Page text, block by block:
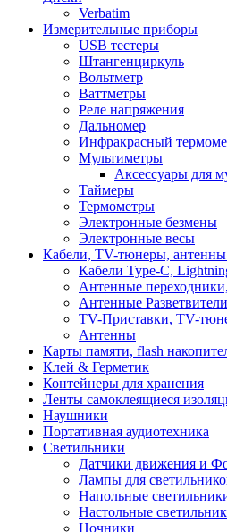
Verbatim
Измерительные приборы
USB тестеры
Штангенциркуль
Вольтметр
Ваттметры
Реле напряжения
Дальномер
Инфракрасный
Мультиметры
Аксессуары для
Таймеры
Термометры
Электронные безмены
Электронные весы
Кабели, TV-тюнеры,
Кабели Type-C,
Антенные
Антенные Разветвители
TV-Приставки, TV-
Антенны
Карты памяти, flash
Клей & Герметик
Контейнеры для хранения
Ленты самоклеящиеся
Наушники
Портативная аудиотехника
Светильники
Датчики движения и
Лампы для
Напольные
Настольные
Ночники